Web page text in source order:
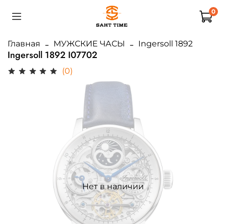
0
Главная МУЖСКИЕ ЧАСЫ Ingersoll 1892
Ingersoll 1892 I07702
(0)
Нет в наличии